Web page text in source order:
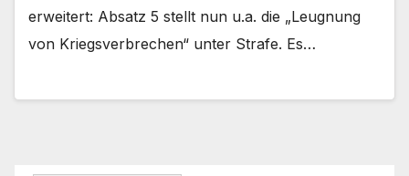
erweitert: Absatz 5 stellt nun u.a. die „Leugnung
von Kriegsverbrechen“ unter Strafe. Es…